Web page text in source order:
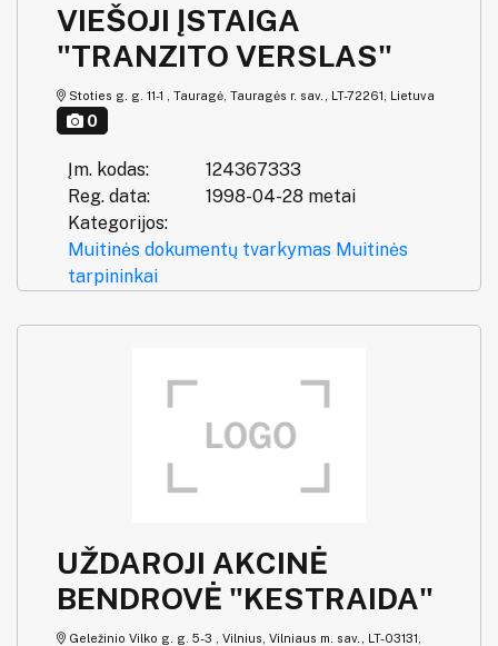
VIEŠOJI ĮSTAIGA
"TRANZITO VERSLAS"
Stoties g. g. 11-1 , Tauragė, Tauragės r. sav., LT-72261, Lietuva
0
Įm. kodas:
124367333
Reg. data:
1998-04-28 metai
Kategorijos:
Muitinės dokumentų tvarkymas Muitinės
tarpininkai
UŽDAROJI AKCINĖ
BENDROVĖ "KESTRAIDA"
Geležinio Vilko g. g. 5-3 , Vilnius, Vilniaus m. sav., LT-03131,